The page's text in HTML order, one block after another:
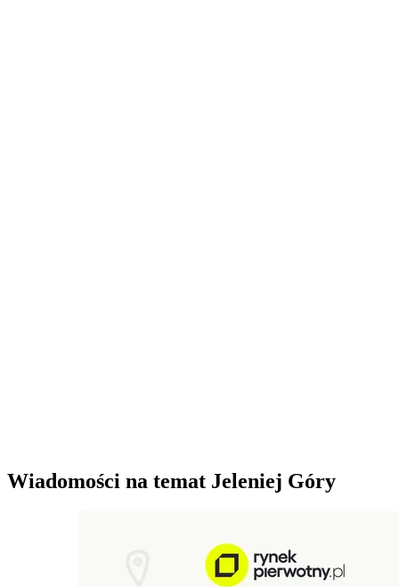
Wiadomości na temat Jeleniej Góry